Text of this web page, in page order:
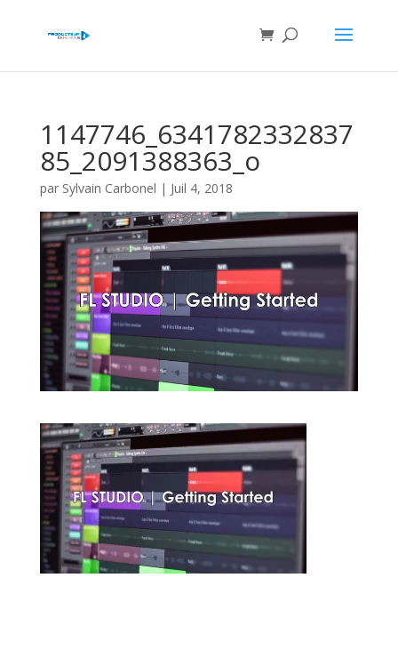
1147746_6341782332837
85_2091388363_o
par Sylvain Carbonel | Juil 4, 2018